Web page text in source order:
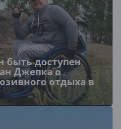
быть доступен
Джепка о
отдыха в